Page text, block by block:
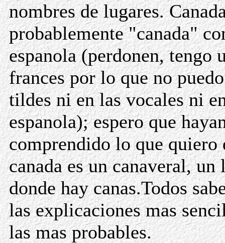
nombres de lugares.
probablemente "canada"
espanola (perdonen, tengo
frances por lo que no
tildes ni en las vocales ni
espanola); espero que
comprendido lo que quiero
canada es un canaveral, un
donde hay canas.Todos
las explicaciones mas
las mas probables.